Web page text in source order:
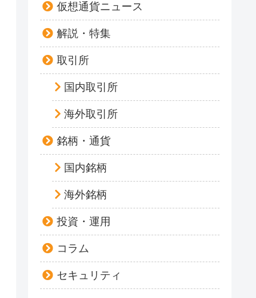
仮想通貨ニュース
解説・特集
取引所
国内取引所
海外取引所
銘柄・通貨
国内銘柄
海外銘柄
投資・運用
コラム
セキュリティ